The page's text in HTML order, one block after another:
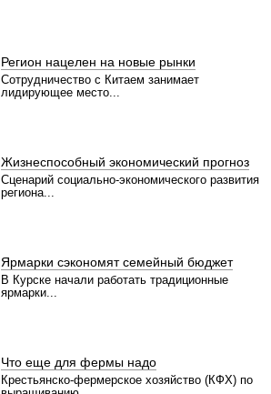
Регион нацелен на новые рынки
Сотрудничество с Китаем занимает
лидирующее место...
Жизнеспособный экономический прогноз
Сценарий социально-экономического развития
региона...
Ярмарки сэкономят семейный бюджет
В Курске начали работать традиционные
ярмарки...
Что еще для фермы надо
Крестьянско-фермерское хозяйство (КФХ) по